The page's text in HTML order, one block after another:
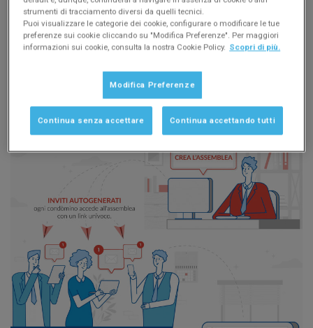
Supporto e assistenza
Come funziona
strumenti di tracciamento diversi da quelli tecnici.
Puoi visualizzare le categorie dei cookie, configurare o modificare le tue
preferenze sui cookie cliccando su "Modifica Preferenze". Per maggiori
informazioni sui cookie, consulta la nostra Cookie Policy. Scopri di più.
Modifica Preferenze
Continua senza accettare Continua accettando tutti